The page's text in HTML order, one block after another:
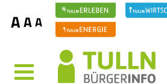
AAA
MENÜ